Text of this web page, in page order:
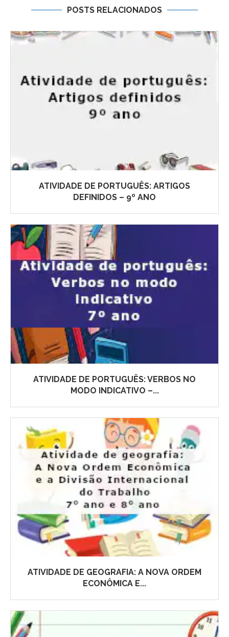
POSTS RELACIONADOS
ATIVIDADE DE PORTUGUÊS: ARTIGOS
DEFINIDOS – 9º ANO
ATIVIDADE DE PORTUGUÊS: VERBOS NO
MODO INDICATIVO –...
ATIVIDADE DE GEOGRAFIA: A NOVA ORDEM
ECONÔMICA E...